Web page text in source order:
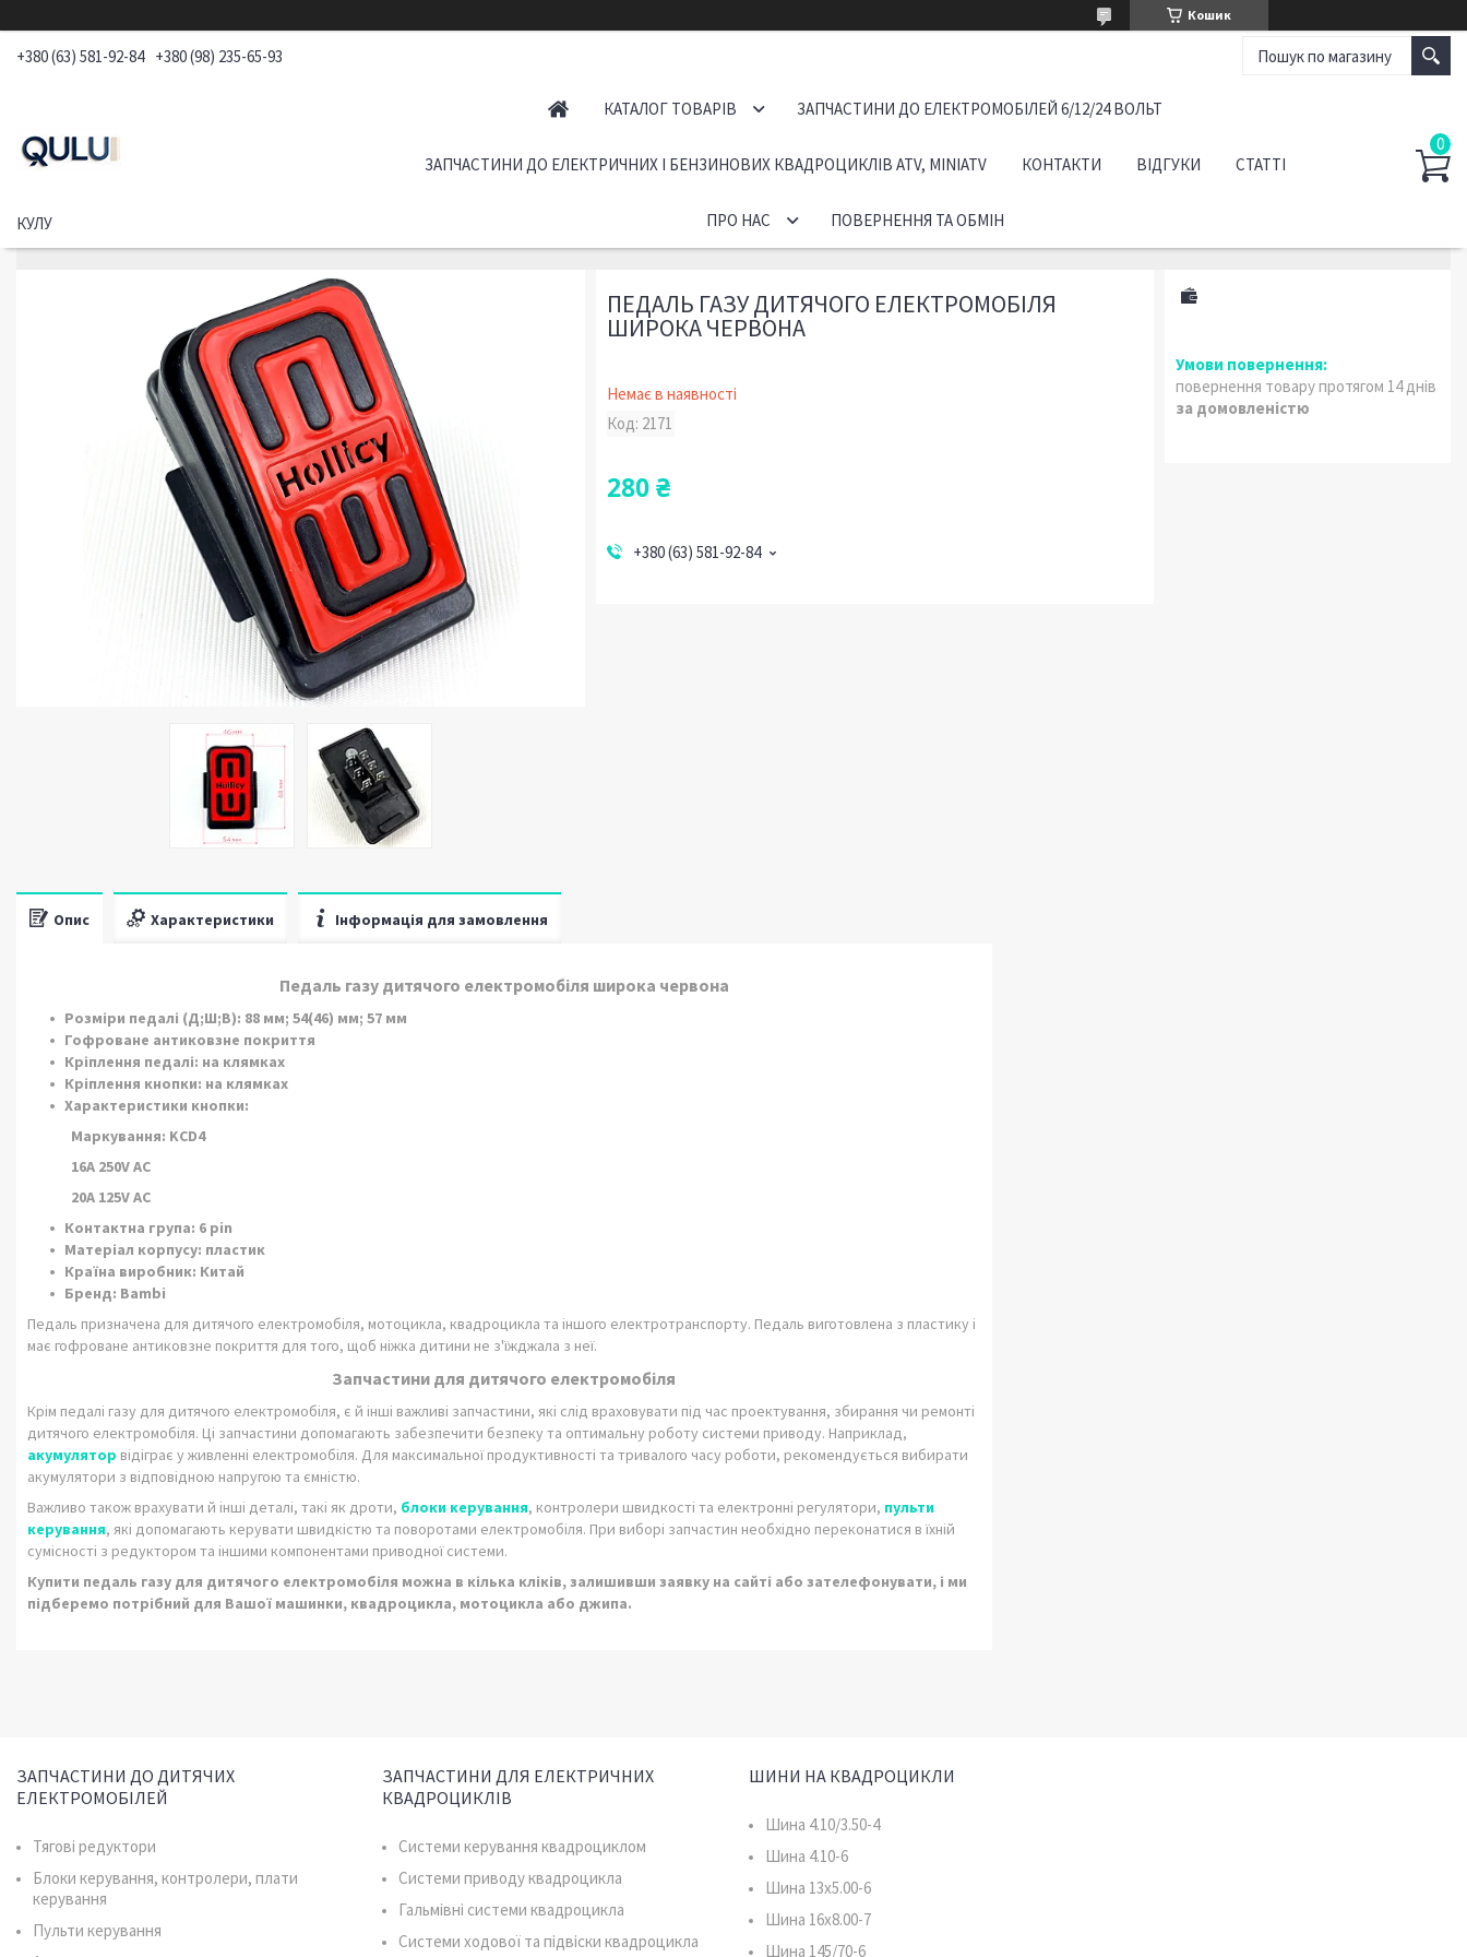
Кошик
+380 (63) 581-92-84 +380 (98) 235-65-93
КУЛУ
КАТАЛОГ ТОВАРІВ ЗАПЧАСТИНИ ДО ЕЛЕКТРОМОБІЛЕЙ 6/12/24 ВОЛЬТ
ЗАПЧАСТИНИ ДО ЕЛЕКТРИЧНИХ І БЕНЗИНОВИХ КВАДРОЦИКЛІВ ATV, MINIATV КОНТАКТИ ВІДГУКИ СТАТТІ
ПРО НАС ПОВЕРНЕННЯ ТА ОБМІН
ПЕДАЛЬ ГАЗУ ДИТЯЧОГО ЕЛЕКТРОМОБІЛЯ
ШИРОКА ЧЕРВОНА
Немає в наявності
Код: 2171
280 ₴
+380 (63) 581-92-84
повернення товару протягом 14 днів
за домовленістю
Опис Характеристики Інформація для замовлення
Педаль газу дитячого електромобіля широка червона
Розміри педалі (Д;Ш;В): 88 мм; 54(46) мм; 57 мм
Гофроване антиковзне покриття
Кріплення педалі: на клямках
Кріплення кнопки: на клямках
Характеристики кнопки:
Маркування: KCD4
16A 250V AC
20A 125V AC
Контактна група: 6 pin
Матеріал корпусу: пластик
Країна виробник: Китай
Бренд: Bambi
Педаль призначена для дитячого електромобіля, мотоцикла, квадроцикла та іншого електротранспорту. Педаль виготовлена з пластику і
має гофроване антиковзне покриття для того, щоб ніжка дитини не з'їжджала з неї.
Запчастини для дитячого електромобіля
Крім педалі газу для дитячого електромобіля, є й інші важливі запчастини, які слід враховувати під час проектування, збирання чи ремонті
дитячого електромобіля. Ці запчастини допомагають забезпечити безпеку та оптимальну роботу системи приводу. Наприклад,
акумулятор відіграє у живленні електромобіля. Для максимальної продуктивності та тривалого часу роботи, рекомендується вибирати
акумулятори з відповідною напругою та ємністю.
Важливо також врахувати й інші деталі, такі як дроти, блоки керування, контролери швидкості та електронні регулятори, пульти
керування, які допомагають керувати швидкістю та поворотами електромобіля. При виборі запчастин необхідно переконатися в їхній
сумісності з редуктором та іншими компонентами приводної системи.
Купити педаль газу для дитячого електромобіля можна в кілька кліків, залишивши заявку на сайті або зателефонувати, і ми
підберемо потрібний для Вашої машинки, квадроцикла, мотоцикла або джипа.
ЗАПЧАСТИНИ ДО ДИТЯЧИХ
ЕЛЕКТРОМОБІЛЕЙ
Тягові редуктори
Блоки керування, контролери, плати
керування
Пульти керування
ЗАПЧАСТИНИ ДЛЯ ЕЛЕКТРИЧНИХ
КВАДРОЦИКЛІВ
Системи керування квадроциклом
Системи приводу квадроцикла
Гальмівні системи квадроцикла
Системи ходової та підвіски квадроцикла
ШИНИ НА КВАДРОЦИКЛИ
Шина 4.10/3.50-4
Шина 4.10-6
Шина 13x5.00-6
Шина 16x8.00-7
Шина 145/70-6